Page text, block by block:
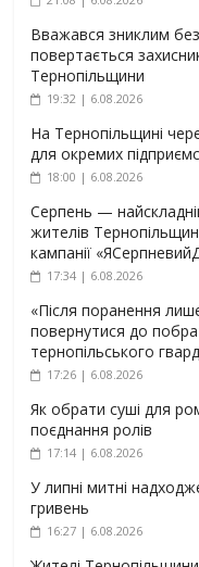
Вважався зниклим
повертається
Тернопільщини
19:32 | 6.08.2026
На Тернопільщині
для окремих
18:00 | 6.08.2026
Серпень —
жителів
кампанії
17:34 | 6.08.2026
«Після поранення
повернутися до
тернопільського
17:26 | 6.08.2026
Як обрати суші для
поєднання ролів
17:14 | 6.08.2026
У липні митні
гривень
16:27 | 6.08.2026